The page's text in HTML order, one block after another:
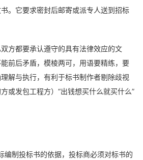
。它要求密封后邮寄或派专人送到招标
方都要承认遵守的具有法律效应的文
前后矛盾，模棱两可，用语要精练，要
解与执行，有利于标书制作者剔除歧视
或发包工程方）“出钱想买什么就买什么”
编制投标书的依据，投标商必须对标书的